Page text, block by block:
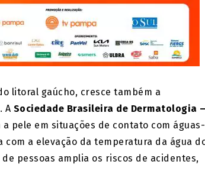
litoral gaúcho, cresce também a
A Sociedade Brasileira de Dermatologia
pele em situações de contato com águas-
a elevação da temperatura da água
pessoas amplia os riscos de acidentes,